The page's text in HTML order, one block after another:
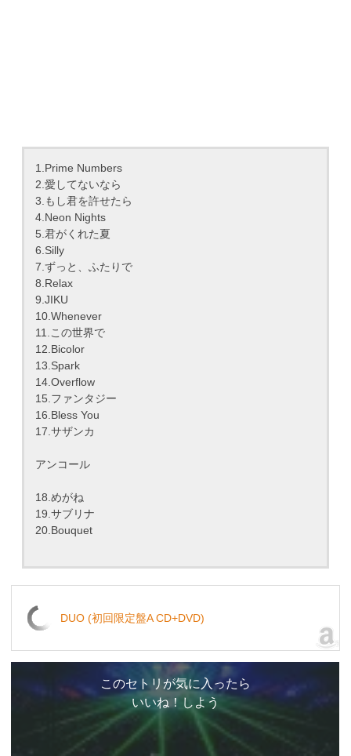
1.Prime Numbers
2.愛してないなら
3.もし君を許せたら
4.Neon Nights
5.君がくれた夏
6.Silly
7.ずっと、ふたりで
8.Relax
9.JIKU
10.Whenever
11.この世界で
12.Bicolor
13.Spark
14.Overflow
15.ファンタジー
16.Bless You
17.サザンカ
アンコール
18.めがね
19.サブリナ
20.Bouquet
DUO (初回限定盤A CD+DVD)
このセトリが気に入ったら
いいね！しよう